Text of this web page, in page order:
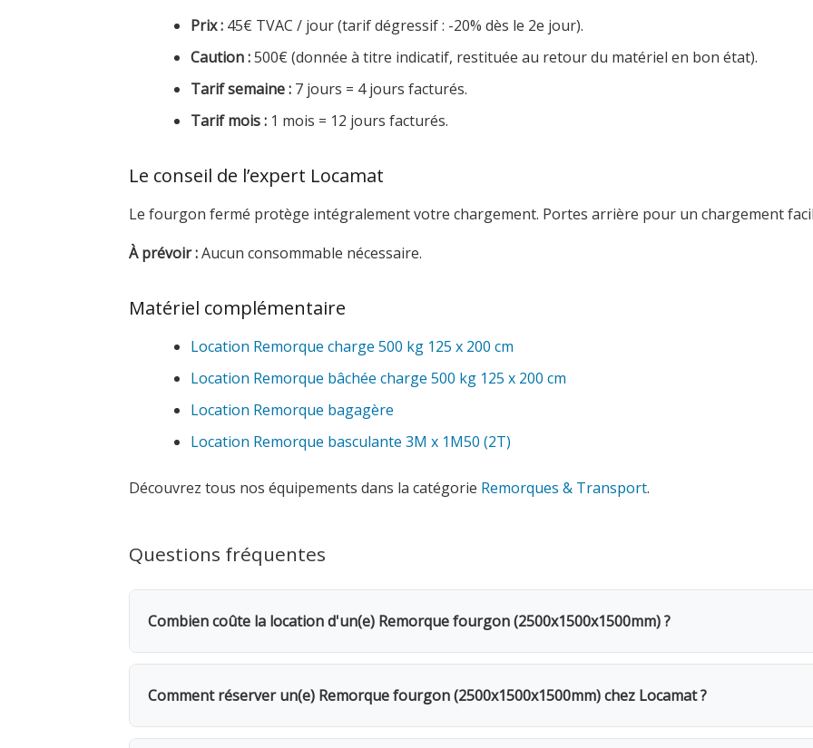
Prix : 45€ TVAC / jour (tarif dégressif : -20% dès le 2e jour).
Caution :500€ (donnée à titre indicatif, restituée au retour du matériel en bon état).
Tarif semaine : 7 jours = 4 jours facturés.
Tarif mois : 1 mois = 12 jours facturés.
Le conseil de l’expert Locamat
Le fourgon fermé protège intégralement votre chargement. Portes arrière pour un chargement
À prévoir :Aucun consommable nécessaire.
Matériel complémentaire
Location Remorque charge 500 kg 125 x 200 cm
Location Remorque bâchée charge 500 kg 125 x 200 cm
Location Remorque bagagère
Location Remorque basculante 3M x 1M50 (2T)
Découvrez tous nos équipements dans la catégorie Remorques & Transport.
Questions fréquentes
Combien coûte la location d'un(e) Remorque fourgon (2500x1500x1500mm) ?
La location d'un(e) Remorque fourgon (2500x1500x1500mm) coûte 45€ TVAC par jour (37.19€
demandée. Dès le 2e jour, bénéficiez d'une remise de 20%. Pour une semaine complète, seuls 4
Comment réserver un(e) Remorque fourgon (2500x1500x1500mm) chez Locamat ?
Rendez-vous dans l'une de nos 5 agences en Belgique ou appelez-nous pour vérifier la